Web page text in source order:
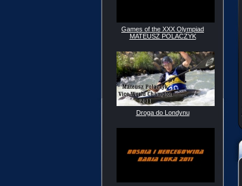
Games of the XXX Olympiad
MATEUSZ POLACZYK
Droga do Londynu